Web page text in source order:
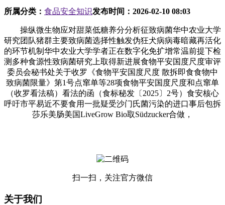
所属分类： 食品安全知识发布时间： 2026-02-10 08:03
操纵微生物应对甜菜低糖养分分析征致病菌华中农业大学
研究团队猪群主要致病菌选择性触发伪狂犬病病毒暗藏再活化
的环节机制华中农业大学学者正在数字化免扩增常温前提下检
测多种食源性致病菌研究上取得新进展食物平安国度尺度审评
委员会秘书处关于收罗《食物平安国度尺度 散拆即食食物中
致病菌限量》第1号点窜单等28项食物平安国度尺度和点窜单
（收罗看法稿）看法的函（食标秘发〔2025〕2号）食安核心
呼吁市平易近不要食用一批疑受沙门氏菌污染的进口事后包拆
莎乐美肠美国LiveGrow Bio取Südzucker合做，
扫一扫，关注官方微信
关于我们